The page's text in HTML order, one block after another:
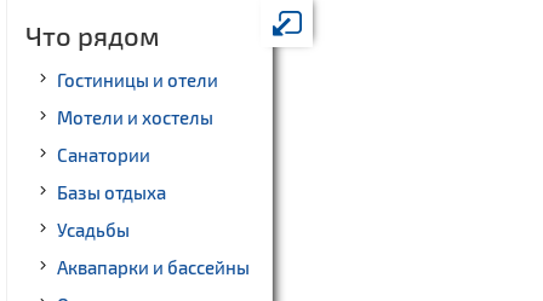
Что рядом
Гостиницы и отели
Мотели и хостелы
Санатории
Базы отдыха
Усадьбы
Аквапарки и бассейны